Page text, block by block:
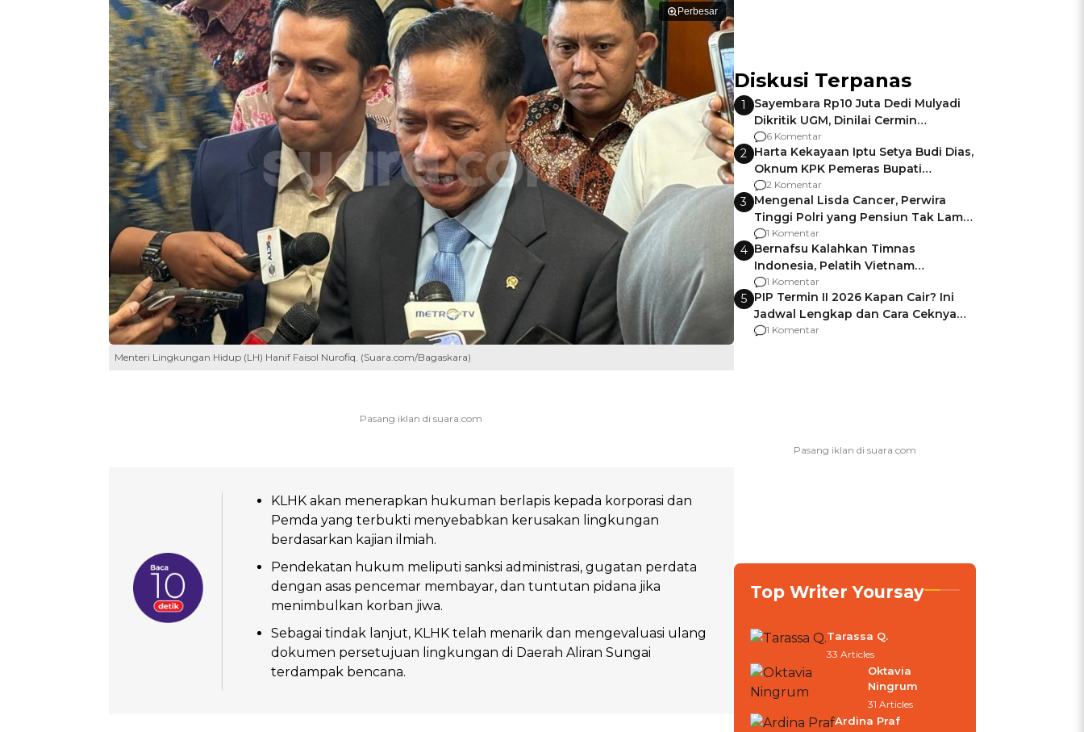
Perbesar
Menteri Lingkungan Hidup (LH) Hanif Faisol Nurofiq. (Suara.com/Bagaskara)
KLHK akan menerapkan hukuman berlapis kepada korporasi dan
Pemda yang terbukti menyebabkan kerusakan lingkungan
berdasarkan kajian ilmiah.
Pendekatan hukum meliputi sanksi administrasi, gugatan perdata
dengan asas pencemar membayar, dan tuntutan pidana jika
menimbulkan korban jiwa.
Sebagai tindak lanjut, KLHK telah menarik dan mengevaluasi ulang
dokumen persetujuan lingkungan di Daerah Aliran Sungai
terdampak bencana.
Diskusi Terpanas
1
Sayembara Rp10 Juta Dedi Mulyadi
Dikritik UGM, Dinilai Cermin
Gagalnya Negara Jamin Keamanan
6 Komentar
2 Harta Kekayaan Iptu Setya Budi Dias,
Oknum KPK Pemeras Bupati
Pemalang
2 Komentar
3 Mengenal Lisda Cancer, Perwira
Tinggi Polri yang Pensiun Tak Lama
Usai Jadi Brigjen
1 Komentar
4 Bernafsu Kalahkan Timnas
Indonesia, Pelatih Vietnam
Berencana Pakai Jimat di Pakansari
1 Komentar
5 PIP Termin II 2026 Kapan Cair? Ini
Jadwal Lengkap dan Cara Ceknya
agar Dana Tidak Hangus!
1 Komentar
Top Writer Yoursay
Tarassa Q.
33 Articles
Oktavia
Ningrum
31 Articles
Ardina Praf